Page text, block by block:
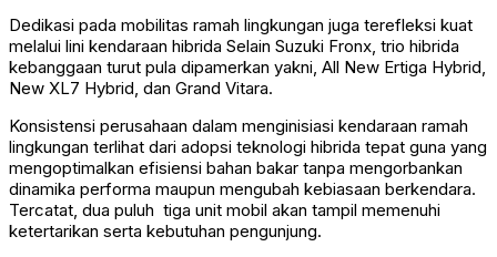
Dedikasi pada mobilitas ramah lingkungan juga terefleksi kuat
melalui lini kendaraan hibrida Selain Suzuki Fronx, trio hibrida
kebanggaan turut pula dipamerkan yakni, All New Ertiga Hybrid,
New XL7 Hybrid, dan Grand Vitara.
Konsistensi perusahaan dalam menginisiasi kendaraan ramah
lingkungan terlihat dari adopsi teknologi hibrida tepat guna yang
mengoptimalkan efisiensi bahan bakar tanpa mengorbankan
dinamika performa maupun mengubah kebiasaan berkendara.
Tercatat, dua puluh tiga unit mobil akan tampil memenuhi
ketertarikan serta kebutuhan pengunjung.